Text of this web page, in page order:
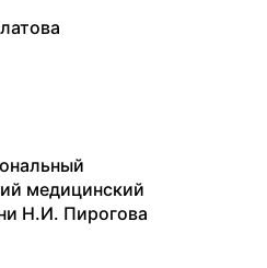
медицинский
Н.И. Пирогова